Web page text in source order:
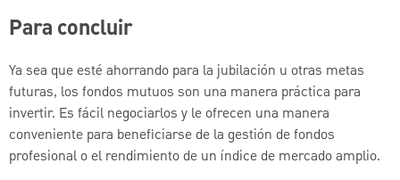
Para concluir
Ya sea que esté ahorrando para la jubilación u otras metas
futuras, los fondos mutuos son una manera práctica para
invertir. Es fácil negociarlos y le ofrecen una manera
conveniente para beneficiarse de la gestión de fondos
profesional o el rendimiento de un índice de mercado amplio.